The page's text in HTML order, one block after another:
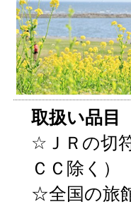
取扱い品目
☆ＪＲの切
ＣＣ除く）
☆全国の旅